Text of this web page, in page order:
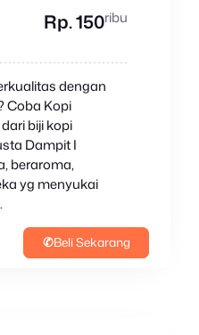
Rp. 150ribu
dengan
Coba Kopi
biji kopi
Dampit I
beraroma,
yg menyukai
✆Beli Sekarang